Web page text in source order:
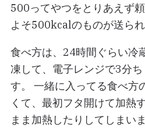
500ってやつをとりあえず
よそ500kcalのものが送られ
食べ方は、24時間ぐらい冷
凍して、電子レンジで3分
す。 一緒に入ってる食べ方
くて、最初フタ開けて加熱
まま加熱したりしてしまいま